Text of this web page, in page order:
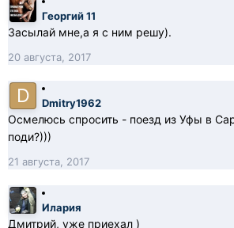
Георгий 11
Засылай мне,а я с ним решу).
20 августа, 2017
Dmitry1962
Осмелюсь спросить - поезд из Уфы в
поди?)))
21 августа, 2017
Илария
Дмитрий, уже приехал )